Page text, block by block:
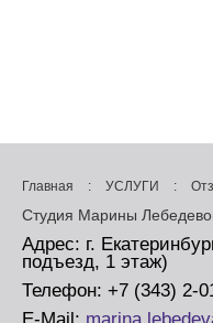
Главная : УСЛУГИ :
Студия Марины
Адрес: г.
подъезд, 1 этаж)
Телефон: +7 (343) 2-